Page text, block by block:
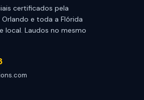
certificados pela
Orlando e toda a Flórida
local. Laudos no mesmo